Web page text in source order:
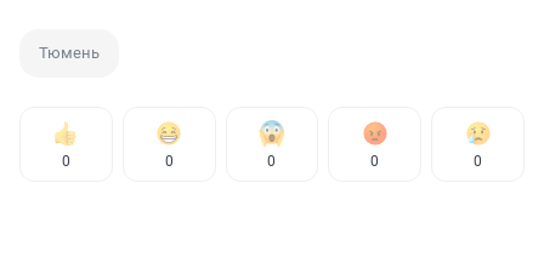
Тюмень
0 0 0 0 0